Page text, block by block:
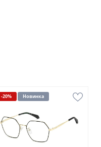
-20% Новинка